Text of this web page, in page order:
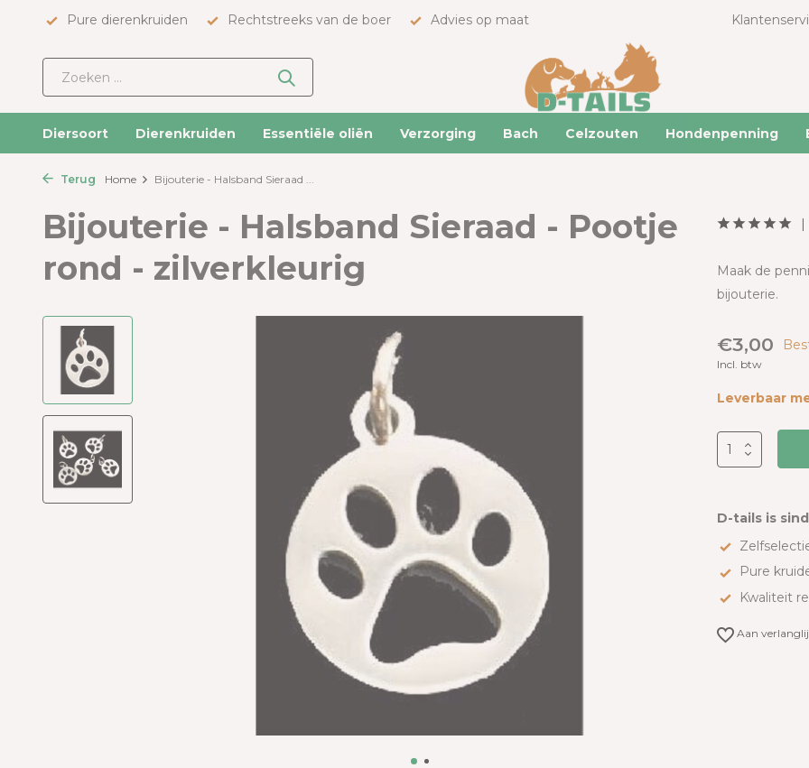
Pure dierenkruiden Rechtstreeks van de boer Advies op maat
Diersoort Dierenkruiden Essentiële oliën Verzorging Bach Celzouten Hondenpenning
Terug Home Bijouterie - Halsband Sieraad ...
Bijouterie - Halsband Sieraad - Pootje
rond - zilverkleurig
Maak de
bijouterie.
€3,00
Incl. btw
Leverbaar
D-tails is
Pure
Kwaliteit
Aan